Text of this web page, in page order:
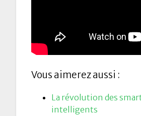
Vous aimerez aussi :
La révolution des
intelligents